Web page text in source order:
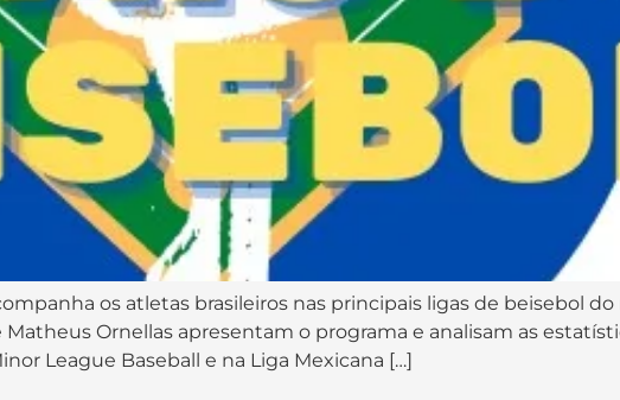
os atletas brasileiros nas principais ligas de beisebol
Ornellas apresentam o programa e analisam as
League Baseball e na Liga Mexicana […]